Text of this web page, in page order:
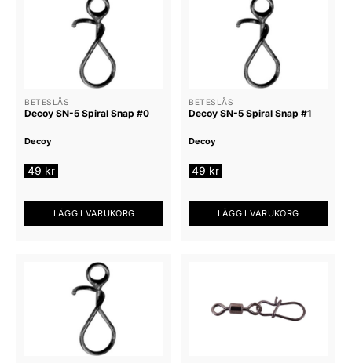
BETESLÅS
Decoy SN-5 Spiral Snap #0
Decoy
49 kr
LÄGG I VARUKORG
BETESLÅS
Decoy SN-5 Spiral Snap #1
Decoy
49 kr
LÄGG I VARUKORG